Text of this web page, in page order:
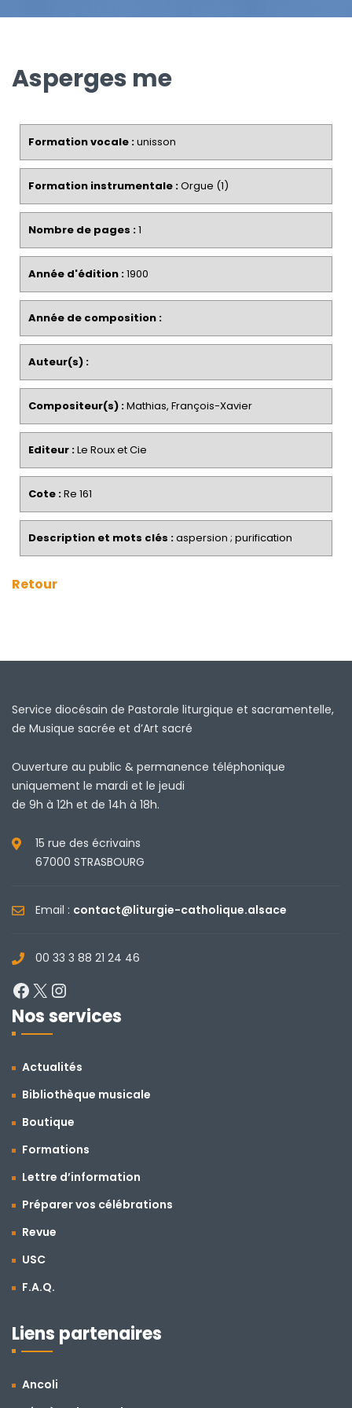
Asperges me
Formation vocale :unisson
Formation instrumentale :Orgue (1)
Nombre de pages :1
Année d'édition :1900
Année de composition :
Auteur(s) :
Compositeur(s) :Mathias, François-Xavier
Editeur :Le Roux et Cie
Cote :Re 161
Description et mots clés :aspersion ; purification
Retour
Service diocésain de Pastorale liturgique et sacramentelle,
de Musique sacrée et d’Art sacré
Ouverture au public & permanence téléphonique
uniquement le mardi et le jeudi
de 9h à 12h et de 14h à 18h.
15 rue des écrivains
67000 STRASBOURG
Email : contact@liturgie-catholique.alsace
00 33 3 88 21 24 46
Facebook
X
Nos services
Actualités
Bibliothèque musicale
Boutique
Formations
Lettre d’information
Préparer vos célébrations
Revue
USC
F.A.Q.
Liens partenaires
Ancoli